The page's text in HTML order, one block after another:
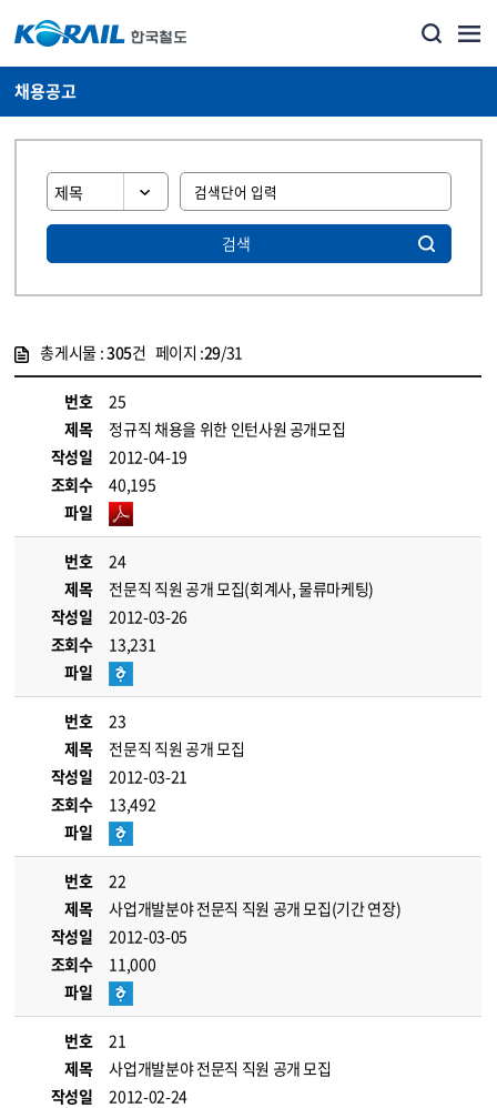
채용공고
검색
총게시물 :305건 페이지 :29/31
번호
25
제목
정규직 채용을 위한 인턴사원 공개모집
작성일
2012-04-19
조회수
40,195
파일
번호
24
제목
전문직 직원 공개 모집(회계사, 물류마케팅)
작성일
2012-03-26
조회수
13,231
파일
번호
23
제목
전문직 직원 공개 모집
작성일
2012-03-21
조회수
13,492
파일
번호
22
제목
사업개발분야 전문직 직원 공개 모집(기간 연장)
작성일
2012-03-05
조회수
11,000
파일
번호
21
제목
사업개발분야 전문직 직원 공개 모집
작성일
2012-02-24